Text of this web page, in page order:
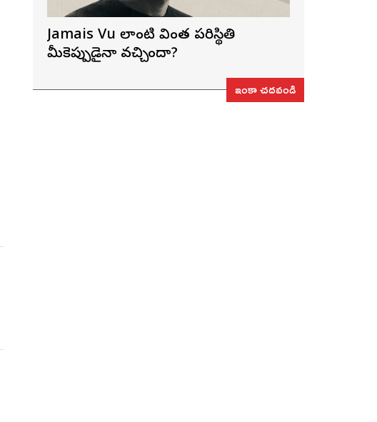
Jamais Vu లాంటి వింత పరిస్థితి
మీకెప్పుడైనా వచ్చిందా?
ఇంకా చదవండి